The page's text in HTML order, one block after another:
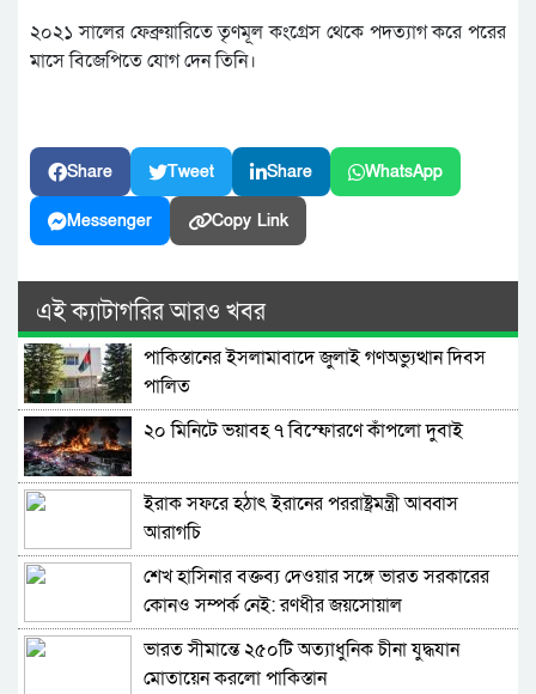
২০২১ সালের ফেব্রুয়ারিতে তৃণমূল কংগ্রেস থেকে পদত্যাগ করে পরের
মাসে বিজেপিতে যোগ দেন তিনি।
Share Tweet Share WhatsApp
Messenger Copy Link
এই ক্যাটাগরির আরও খবর
পাকিস্তানের ইসলামাবাদে জুলাই গণঅভ্যুত্থান দিবস
পালিত
২০ মিনিটে ভয়াবহ ৭ বিস্ফোরণে কাঁপলো দুবাই
ইরাক সফরে হঠাৎ ইরানের পররাষ্ট্রমন্ত্রী আব্বাস
আরাগচি
শেখ হাসিনার বক্তব্য দেওয়ার সঙ্গে ভারত সরকারের
কোনও সম্পর্ক নেই: রণধীর জয়সোয়াল
ভারত সীমান্তে ২৫০টি অত্যাধুনিক চীনা যুদ্ধযান
মোতায়েন করলো পাকিস্তান